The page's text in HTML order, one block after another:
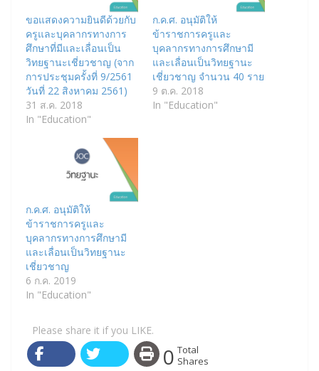
ขอแสดงความยินดีด้วยกับ
ครูและบุคลากรทางการ
ศึกษาที่มีและเลื่อนเป็น
วิทยฐานะเชี่ยวชาญ (จาก
การประชุมครั้งที่ 9/2561
วันที่ 22 สิงหาคม 2561)
31 ส.ค. 2018
In "Education"
ก.ค.ศ. อนุมัติให้
ข้าราชการครูและ
บุคลากรทางการศึกษามี
และเลื่อนเป็นวิทยฐานะ
เชี่ยวชาญ จำนวน 40 ราย
9 ต.ค. 2018
In "Education"
ก.ค.ศ. อนุมัติให้
ข้าราชการครูและ
บุคลากรทางการศึกษามี
และเลื่อนเป็นวิทยฐานะ
เชี่ยวชาญ
6 ก.ค. 2019
In "Education"
Please share it if you LIKE.
0 Total
Shares